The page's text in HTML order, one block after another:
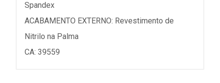
Spandex
ACABAMENTO EXTERNO: Revestimento de
Nitrilo na Palma
CA: 39559